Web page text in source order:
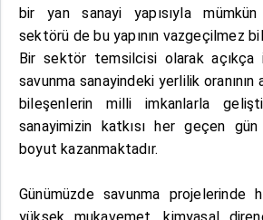
bir yan sanayi yapısıyla
sektörü de bu yapının vazgeçilmez
Bir sektör temsilcisi olarak açıkça
savunma sanayindeki yerlilik
bileşenlerin milli imkanlarla
sanayimizin katkısı her geçen
boyut kazanmaktadır.
Günümüzde savunma projelerinde
yüksek mukavemet, kimyasal